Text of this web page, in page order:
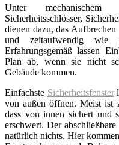
Unter mechanischem
Sicherheitsschlösser,
dienen dazu, das
und zeitaufwendig wie
Erfahrungsgemäß lassen
Plan ab, wenn sie nicht
Gebäude kommen.
Einfachste Sicherheitsfenster
von außen öffnen. Meist ist
dass von innen sichert und
erschwert. Der
natürlich nichts. Hier